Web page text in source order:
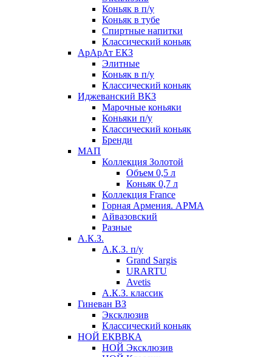
Коньяк в п/у
Коньяк в тубе
Спиртные напитки
Классический коньяк
АрАрАт ЕКЗ
Элитные
Коньяк в п/у
Классический коньяк
Иджеванский ВКЗ
Марочные коньяки
Коньяки п/у
Классический коньяк
Бренди
МАП
Коллекция Золотой
Объем 0,5 л
Коньяк 0,7 л
Коллекция France
Горная Армения. АРМА
Айвазовский
Разные
А.К.З.
А.К.З. п/у
Grand Sargis
URARTU
Avetis
А.К.З. классик
Гиневан ВЗ
Эксклюзив
Классический коньяк
НОЙ ЕКВВКА
НОЙ Эксклюзив